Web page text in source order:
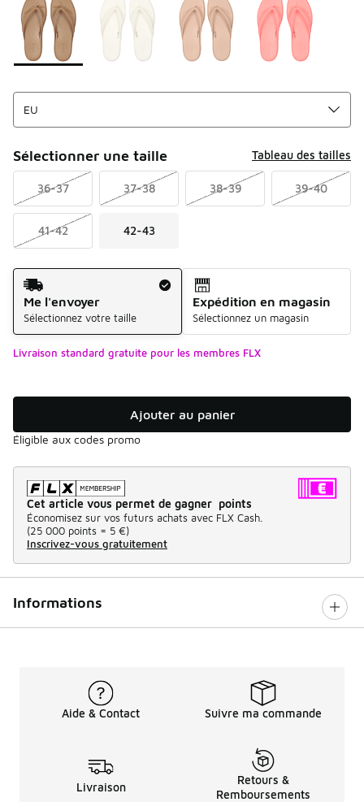
Sélectionner une taille Tableau des tailles
36-37 37-38 38-39 39-40
41-42 42-43
Mode d'expédition
Me l'envoyer
Sélectionnez votre taille
Expédition en magasin
Sélectionnez un magasin
Livraison standard gratuite pour les membres FLX
Ajouter au panier
Éligible aux codes promo
Cet article vous permet de gagner points
Économisez sur vos futurs achats avec FLX Cash.
(25 000 points = 5 €)
Inscrivez-vous gratuitement
Informations
Aide & Contact Suivre ma commande
Livraison
Retours &
Remboursements